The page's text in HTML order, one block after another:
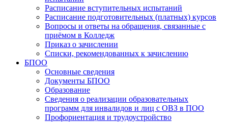
Расписание вступительных испытаний
Расписание подготовительных (платных) курсов
Вопросы и ответы на обращения, связанные с
приёмом в Колледж
Приказ о зачислении
Списки, рекомендованных к зачислению
БПОО
Основные сведения
Документы БПОО
Образование
Сведения о реализации образовательных
программ для инвалидов и лиц с ОВЗ в ПОО
Профориентация и трудоустройство